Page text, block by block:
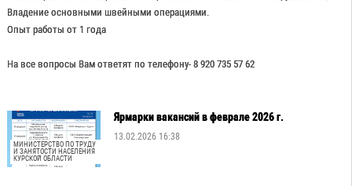
Владение основными швейными операциями.
Опыт работы от 1 года
На все вопросы Вам ответят по телефону- 8 920 735 57 62
МИНИСТЕРСТВО ПО ТРУДУ
И ЗАНЯТОСТИ НАСЕЛЕНИЯ
КУРСКОЙ ОБЛАСТИ
Ярмарки вакансий в феврале 2026 г.
13.02.2026 16:38